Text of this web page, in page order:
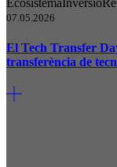
07.05.2026
El Tech Transfer
transferència de